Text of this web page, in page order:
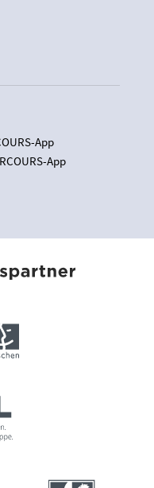
App
App